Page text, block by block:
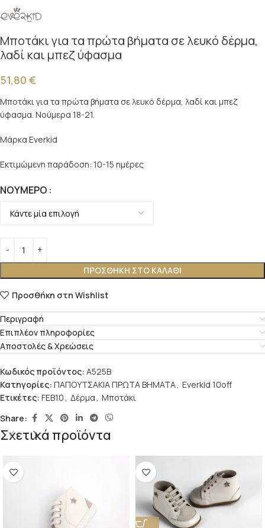
Μποτάκι για τα πρώτα βήματα σε λευκό δέρμα,
λαδί και μπεζ ύφασμα
51,80 €
Μποτάκι για τα πρώτα βήματα σε λευκό δέρμα, λαδί και μπεζ
ύφασμα. Νούμερα 18-21.
Μάρκα Everkid
Εκτιμώμενη παράδοση: 10-15 ημέρες
ΝΟΎΜΕΡΟ
ΠΡΟΣΘΉΚΗ ΣΤΟ ΚΑΛΆΘΙ
Προσθήκη στη Wishlist
Περιγραφή
Επιπλέον πληροφορίες
Αποστολές & Χρεώσεις
Κωδικός προϊόντος: A525B
Κατηγορίες: ΠΑΠΟΥΤΣΑΚΙΑ ΠΡΩΤΑ ΒΗΜΑΤΑ, Everkid 10off
Ετικέτες: FEB10, Δέρμα, Μποτάκι
Share:
Σχετικά προϊόντα